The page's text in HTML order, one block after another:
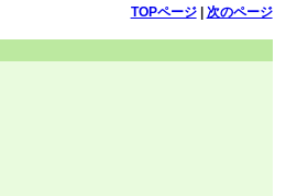
TOPページ| 次のページ